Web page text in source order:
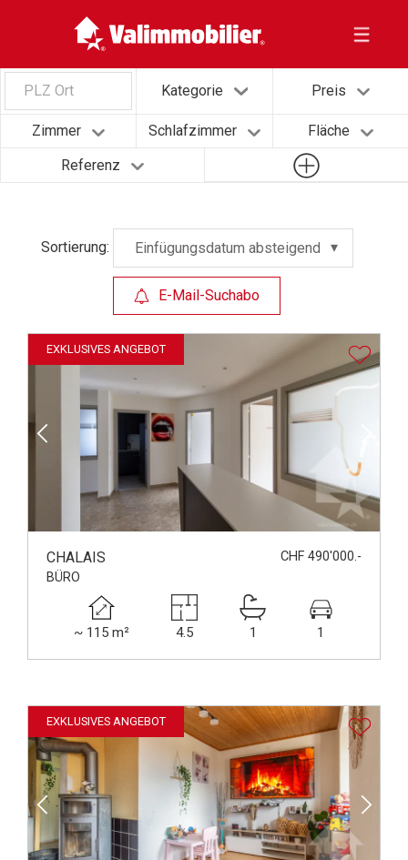
Kategorie
PLZ Ort Preis
Zimmer Schlafzimmer
Fläche
Referenz
Sortierung: Einfügungsdatum absteigend
E-Mail-Suchabo
EXKLUSIVES ANGEBOT
CHALAIS
CHF 490'000.-
BÜRO
~ 115 m² 4.5 1 1
EXKLUSIVES ANGEBOT